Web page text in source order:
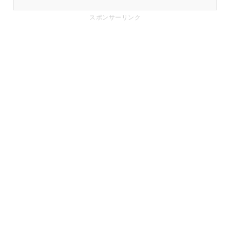
スポンサーリンク